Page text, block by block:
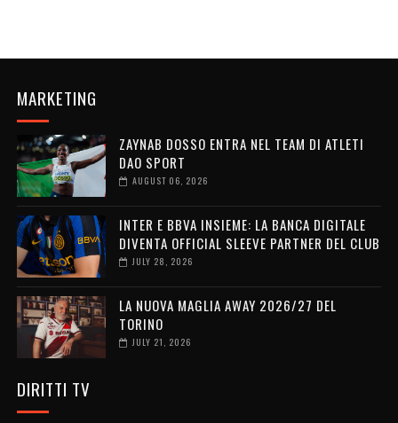
MARKETING
ZAYNAB DOSSO ENTRA NEL TEAM DI ATLETI
DAO SPORT
AUGUST 06, 2026
INTER E BBVA INSIEME: LA BANCA DIGITALE
DIVENTA OFFICIAL SLEEVE PARTNER DEL CLUB
JULY 28, 2026
LA NUOVA MAGLIA AWAY 2026/27 DEL
TORINO
JULY 21, 2026
DIRITTI TV